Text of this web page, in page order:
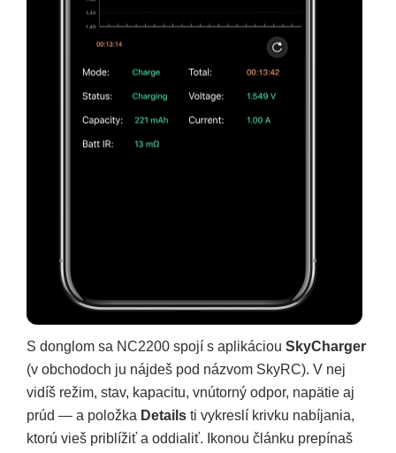
S donglom sa NC2200 spojí s aplikáciou SkyCharger
(v obchodoch ju nájdeš pod názvom SkyRC). V nej
vidíš režim, stav, kapacitu, vnútorný odpor, napätie aj
prúd — a položka Details ti vykreslí krivku nabíjania,
ktorú vieš priblížiť a oddialiť. Ikonou článku prepínaš